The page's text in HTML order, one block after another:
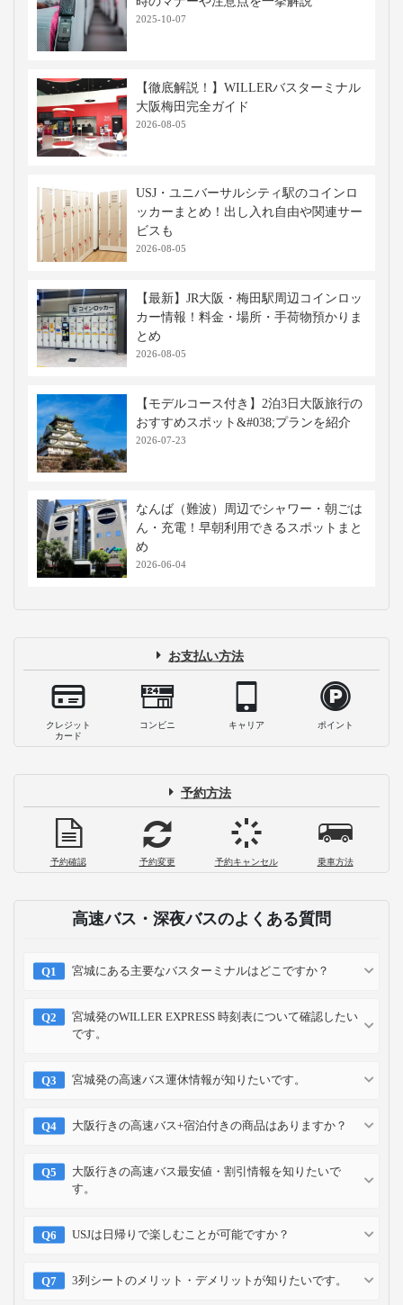
2025-10-07
【徹底解説！】WILLERバスターミナル
大阪梅田完全ガイド
2026-08-05
USJ・ユニバーサルシティ駅のコインロ
ッカーまとめ！出し入れ自由や関連サー
ビスも
2026-08-05
【最新】JR大阪・梅田駅周辺コインロッ
カー情報！料金・場所・手荷物預かりま
とめ
2026-08-05
【モデルコース付き】2泊3日大阪旅行の
おすすめスポット&#038;プランを紹介
2026-07-23
なんば（難波）周辺でシャワー・朝ごは
ん・充電！早朝利用できるスポットまと
め
2026-06-04
お支払い方法
クレジット
カード
コンビニ キャリア ポイント
予約方法
予約確認 予約変更 予約キャンセル 乗車方法
高速バス・深夜バスのよくある質問
宮城にある主要なバスターミナルはどこですか？
宮城発のWILLER EXPRESS 時刻表について確認したい
です。
宮城発の高速バス運休情報が知りたいです。
大阪行きの高速バス+宿泊付きの商品はありますか？
大阪行きの高速バス最安値・割引情報を知りたいで
す。
USJは日帰りで楽しむことが可能ですか？
3列シートのメリット・デメリットが知りたいです。